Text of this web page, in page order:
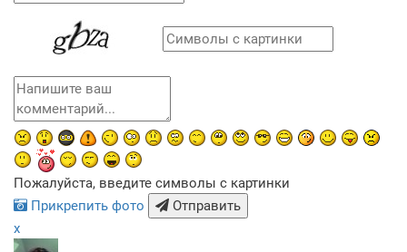
Пожалуйста, введите символы с картинки
Прикрепить фото
Отправить
x